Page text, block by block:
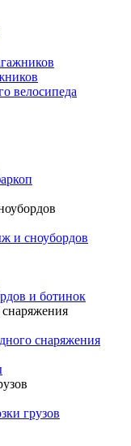
велосипеда
и сноубордов
и ботинок
снаряжения
грузов